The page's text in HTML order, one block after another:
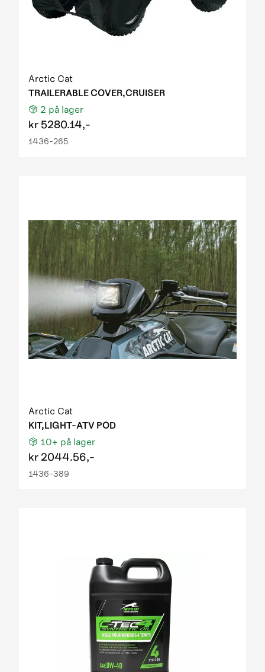
Arctic Cat
TRAILERABLE COVER,CRUISER
2 på lager
kr 5280.14,-
1436-265
Arctic Cat
KIT,LIGHT-ATV POD
10+ på lager
kr 2044.56,-
1436-389